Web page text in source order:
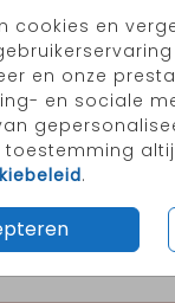
cookies en
en onze
en sociale
toestemming
.